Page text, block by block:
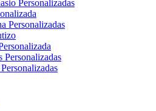
Personalizadas
Personalizadas
Personalizadas